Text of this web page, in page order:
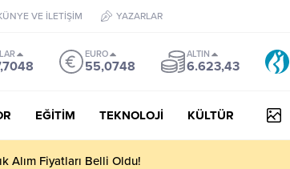
VE İLETİŞİM YAZARLAR
EURO
55,0748
ALTIN
6.623,43
EĞİTİM TEKNOLOJİ KÜLTÜR
898 Kişiye Sıcak Yemek Ulaştırıyor!